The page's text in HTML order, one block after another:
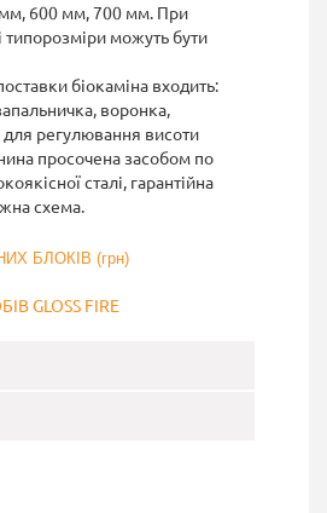
600 мм, 700 мм. При
типорозміри можуть бути
біокаміна входить:
воронка,
для регулювання висоти
просочена засобом по
сталі, гарантійна
схема.
БЛОКІВ (грн)
GLOSS FIRE